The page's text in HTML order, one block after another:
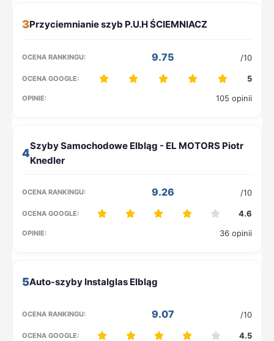
3
9.75 /10
5
105 opinii
4
9.26 /10
4.6
36 opinii
5
9.07 /10
4.5